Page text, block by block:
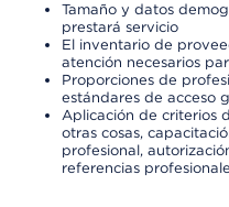
Tamaño y datos
prestará servicio
El inventario de
atención necesarios
Proporciones de
estándares de acceso
Aplicación de criterios
otras cosas,
profesional,
referencias